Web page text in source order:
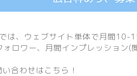
は、ウェブサイト単体で月間10-
ロワー、月間インプレッション(
合わせはこちら！